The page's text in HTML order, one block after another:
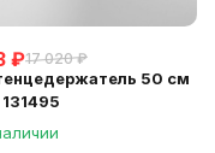
₽17 020 ₽
50 см